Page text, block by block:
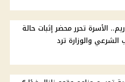
الـ4% ريم.. الأسرة تحرر محضر إثبات حالة
والوزارة ترد